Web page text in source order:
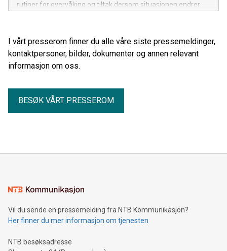
rutiner for overvåking og tiltak dersom situasjonen endrer
I vårt presserom finner du alle våre siste pressemeldinger,
kontaktpersoner, bilder, dokumenter og annen relevant
informasjon om oss.
BESØK VÅRT PRESSEROM
Vil du sende en pressemelding fra NTB Kommunikasjon?
Her finner du mer informasjon om tjenesten
NTB besøksadresse